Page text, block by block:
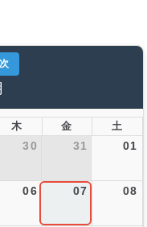
次
木 金 土
30 31 01
06 07 08